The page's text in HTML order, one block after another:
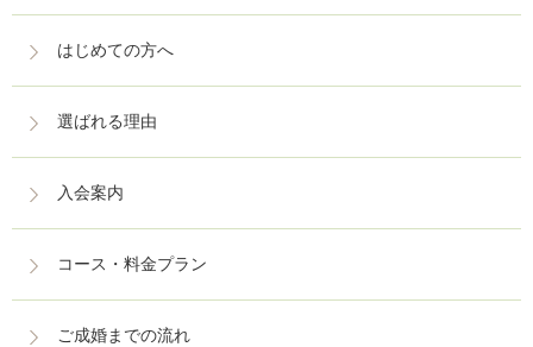
はじめての方へ
選ばれる理由
入会案内
コース・料金プラン
ご成婚までの流れ